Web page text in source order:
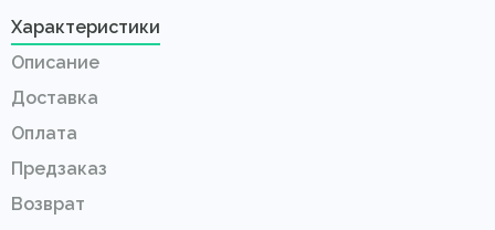
Характеристики
Описание
Доставка
Оплата
Предзаказ
Возврат